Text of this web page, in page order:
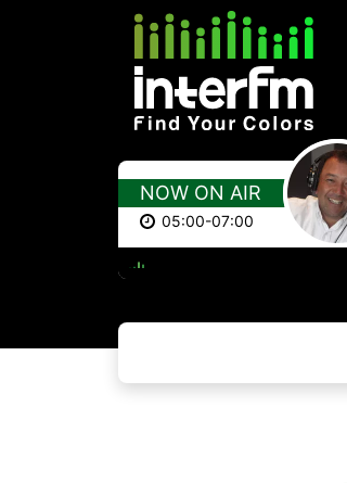
NOW ON AIR
05:00-07:00